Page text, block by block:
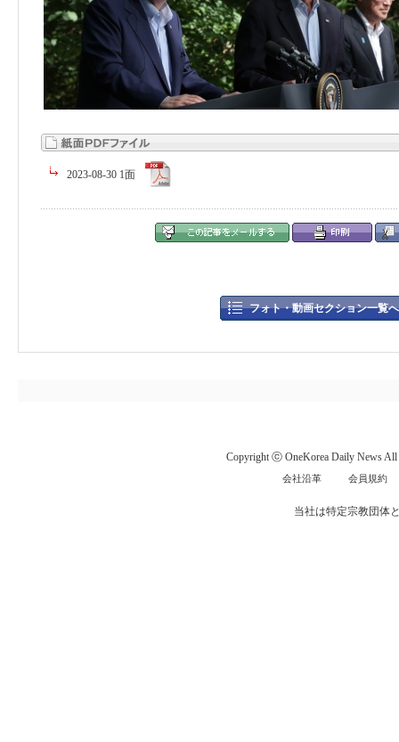
2023-08-30 1面
フォト・動画セクション一覧へ
Copyright ⓒ OneKorea Daily News All
会社沿革 会員規約
当社は特定宗教団体